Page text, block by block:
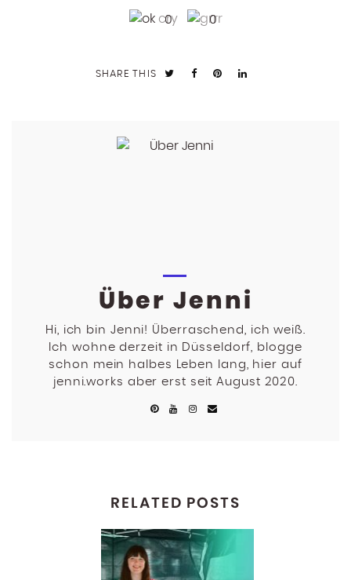
SHARE THIS
Über Jenni
Hi, ich bin Jenni! Überraschend, ich weiß.
Ich wohne derzeit in Düsseldorf, blogge
schon mein halbes Leben lang, hier auf
jenni.works aber erst seit August 2020.
RELATED POSTS